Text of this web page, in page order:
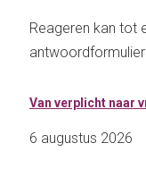
Reageren kan tot
Van verplicht naar
6 augustus 2026